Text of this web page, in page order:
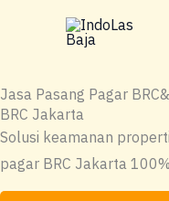
Jasa Pasang Pagar
BRC Jakarta
Solusi keamanan
pagar BRC Jakarta